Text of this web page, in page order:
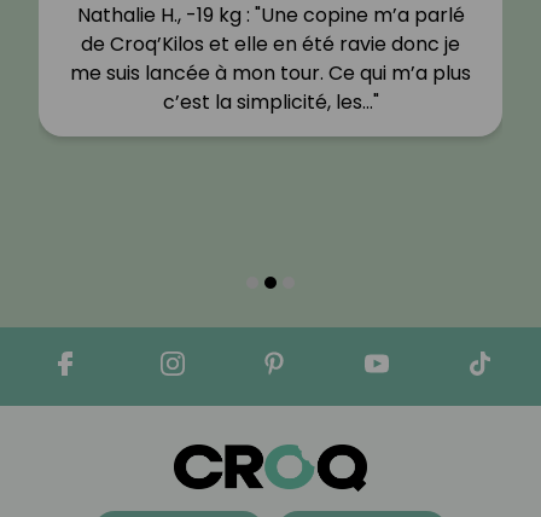
Nathalie H., -19 kg : "Une copine m’a parlé
de Croq’Kilos et elle en été ravie donc je
me suis lancée à mon tour. Ce qui m’a plus
c’est la simplicité, les…"